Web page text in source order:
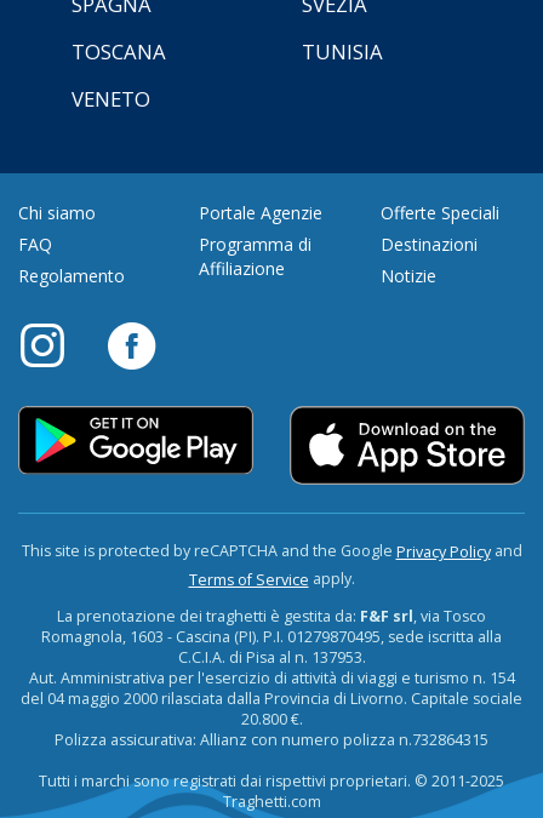
TOSCANA
TUNISIA
VENETO
Chi siamo
FAQ
Regolamento
Portale Agenzie
Programma di
Affiliazione
Offerte Speciali
Destinazioni
Notizie
This site is protected by reCAPTCHA and the Google Privacy Policyand
Terms of Service apply.
La prenotazione dei traghetti è gestita da: F&F srl, via Tosco
Romagnola, 1603 - Cascina (PI). P.I. 01279870495, sede iscritta alla
C.C.I.A. di Pisa al n. 137953.
Aut. Amministrativa per l'esercizio di attività di viaggi e turismo n. 154
del 04 maggio 2000 rilasciata dalla Provincia di Livorno. Capitale sociale
20.800 €.
Polizza assicurativa: Allianz con numero polizza n.732864315
Tutti i marchi sono registrati dai rispettivi proprietari. © 2011-2025
Traghetti.com